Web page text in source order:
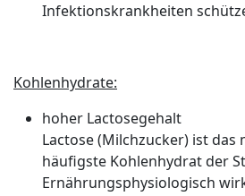
Infektionskrankheiten
Kohlenhydrate:
hoher Lactosegehalt
Lactose (Milchzucker) ist das
häufigste Kohlenhydrat der
Ernährungsphysiologisch